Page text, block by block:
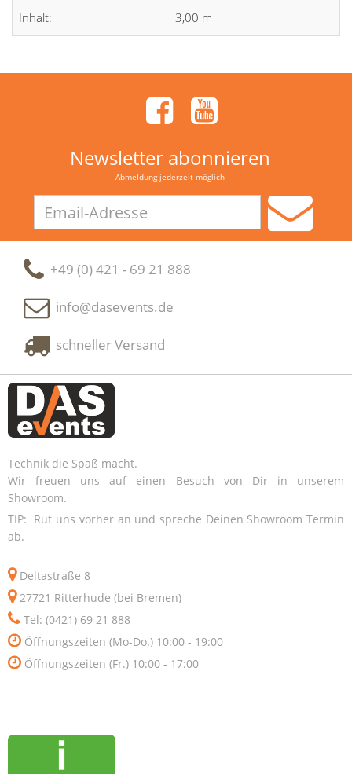
Inhalt: 3,00 m
Newsletter abonnieren
Abmeldung jederzeit möglich
Adresse
+49 (0) 421 - 69 21 888
info@dasevents.de
schneller Versand
Technik die Spaß macht.
Wir freuen uns auf einen Besuch von Dir in unserem
Showroom.
TIP: Ruf uns vorher an und spreche Deinen Showroom Termin
ab.
Deltastraße 8
27721 Ritterhude (bei Bremen)
Tel: (0421) 69 21 888
Öffnungszeiten (Mo-Do.) 10:00 - 19:00
Öffnungszeiten (Fr.) 10:00 - 17:00